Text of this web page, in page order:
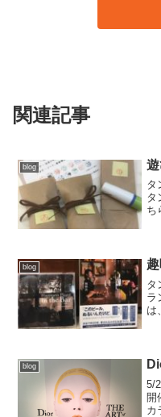
関連記事
blog
タ
タ
ち
く
blog
タ
ラ
は
も
blog
5/
開
カ